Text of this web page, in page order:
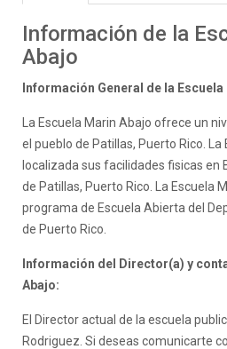
Información de la
Abajo
Información General de la
La Escuela Marin Abajo ofrece un
el pueblo de Patillas, Puerto Rico.
localizada sus facilidades fisicas en
de Patillas, Puerto Rico. La Escuela
programa de Escuela Abierta del
de Puerto Rico.
Información del Director(a) y
Abajo:
El Director actual de la escuela
Rodriguez. Si deseas comunicarte